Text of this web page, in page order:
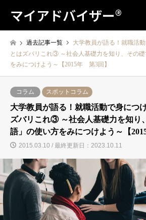
マイアドバイザー®
過去記事一覧
大学教員が語る！就職活
とはズバリこれ③ ～社会人基礎力を知り、その
をみにつけよう～【2015年 第3回】
コラム スポットコラム
大学教員が語る！就職活動で身につ
ズバリこれ③ ～社会人基礎力を知り
語」の使い方をみにつけよう～【
2015.03.10 / 最終更新日：2023.10.11